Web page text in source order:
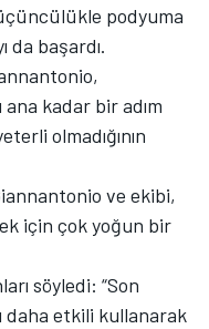
podyuma
da başardı.
kadar bir adım
olmadığının
ve ekibi,
için çok yoğun bir
söyledi: “Son
daha etkili kullanarak